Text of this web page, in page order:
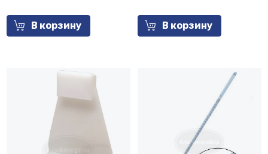
В корзину В корзину